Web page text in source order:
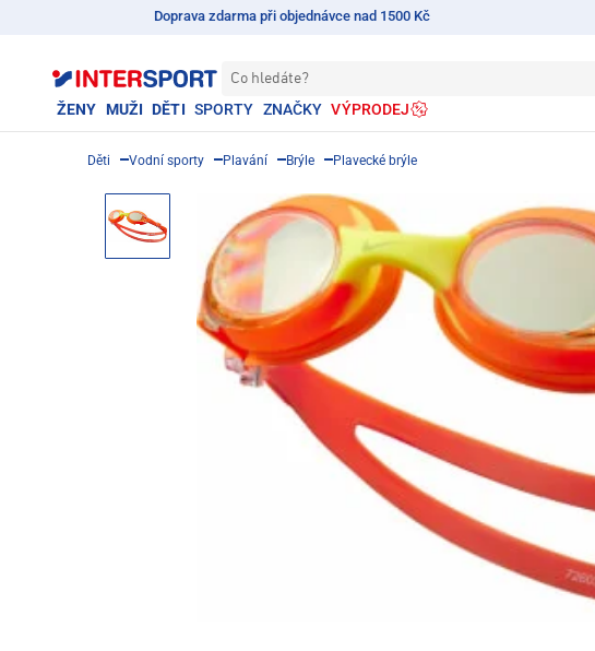
Doprava zdarma při objednávce nad 1500 Kč
Co hledáte?
ŽENY MUŽI DĚTI SPORTY ZNAČKY VÝPRODEJ
Děti Vodní sporty Plavání Brýle Plavecké brýle